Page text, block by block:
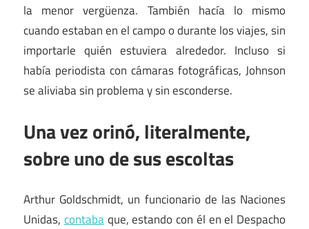
la menor vergüenza. También hacía lo mismo
cuando estaban en el campo o durante los viajes, sin
importarle quién estuviera alrededor. Incluso si
había periodista con cámaras fotográficas, Johnson
se aliviaba sin problema y sin esconderse.
Una vez orinó, literalmente,
sobre uno de sus escoltas
Arthur Goldschmidt, un funcionario de las Naciones
Unidas, contabaque, estando con él en el Despacho